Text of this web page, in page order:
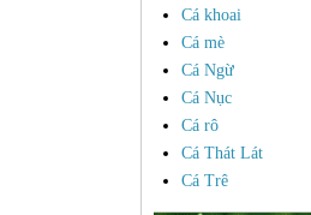
Cá khoai
Cá mè
Cá Ngừ
Cá Nục
Cá rô
Cá Thát Lát
Cá Trê